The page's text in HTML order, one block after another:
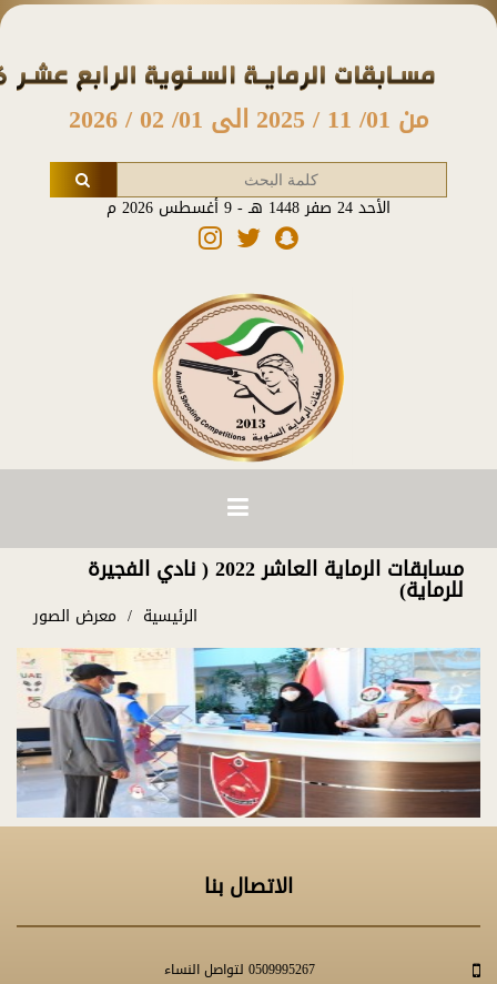
من 01/ 11 / 2025 الى 01/ 02 / 2026
الأحد 24 صفر 1448 هـ - 9 أغسطس 2026 م
مسابقات الرماية العاشر 2022 ( نادي الفجيرة
للرماية)
الرئيسية معرض الصور
الاتصال بنا
0509995267 لتواصل النساء